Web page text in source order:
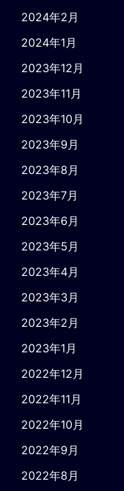
2024年2月
2024年1月
2023年12月
2023年11月
2023年10月
2023年9月
2023年8月
2023年7月
2023年6月
2023年5月
2023年4月
2023年3月
2023年2月
2023年1月
2022年12月
2022年11月
2022年10月
2022年9月
2022年8月